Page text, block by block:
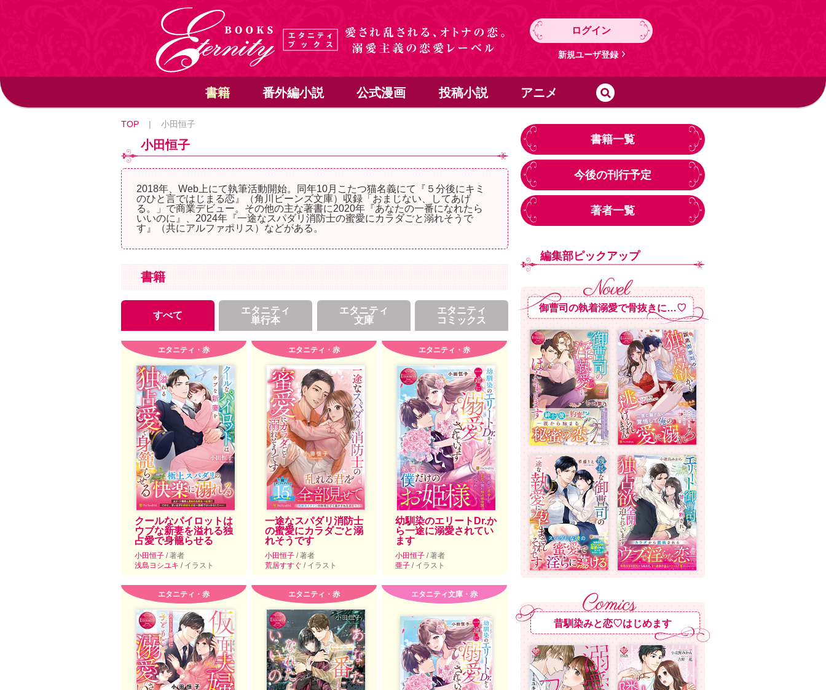
ログイン
新規ユーザ登録
書籍 番外編小説 公式漫画 投稿小説 アニメ
TOP | 小田恒子
小田恒子
2018年、Web上にて執筆活動開始。同年10月こたつ猫名義にて『５分後にキミ
のひと言ではじまる恋』（角川ビーンズ文庫）収録「おまじない、してあげ
る。」で商業デビュー。その他の主な著書に2020年『あなたの一番になれたら
いいのに』、2024年『一途なスパダリ消防士の蜜愛にカラダごと溺れそうで
す』（共にアルファポリス）などがある。
書籍
すべて
エタニティ
単行本
エタニティ
文庫
エタニティ
コミックス
エタニティ・赤
クールなパイロットは
ウブな新妻を溢れる独
占愛で身籠らせる
小田恒子 / 著者
浅島ヨシユキ / イラスト
エタニティ・赤
一途なスパダリ消防士
の蜜愛にカラダごと溺
れそうです
小田恒子 / 著者
荒居すすぐ / イラスト
エタニティ・赤
幼馴染のエリートDr.か
ら一途に溺愛されてい
ます
小田恒子 / 著者
亜子 / イラスト
エタニティ・赤 エタニティ・赤 エタニティ文庫・赤
書籍一覧
今後の刊行予定
著者一覧
編集部ピックアップ
御曹司の執着溺愛で骨抜きに…♡
昔馴染みと恋♡はじめます